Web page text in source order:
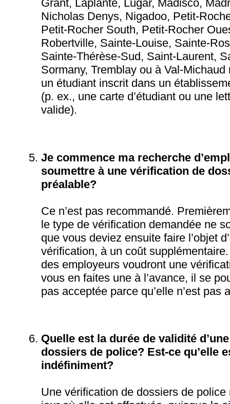
Grant, Laplante, Lugar, Madisco,
Nicholas Denys, Nigadoo, Petit-
Petit-Rocher South, Petit-Rocher
Robertville, Sainte-Louise, Sainte-
Sainte-Thérèse-Sud, Saint-Laurent,
Sormany, Tremblay ou à Val-
un étudiant inscrit dans un
(p. ex., une carte d’étudiant ou une
valide).
Je commence ma recherche
soumettre à une vérification de
préalable?
Ce n’est pas recommandé.
le type de vérification demandée ne
que vous deviez ensuite faire l’objet
vérification, à un coût
des employeurs voudront une
vous en faites une à l’avance, il se
pas acceptée parce qu’elle n’est pas
Quelle est la durée de validité
dossiers de police? Est-ce qu’elle
indéfiniment?
Une vérification de dossiers de police